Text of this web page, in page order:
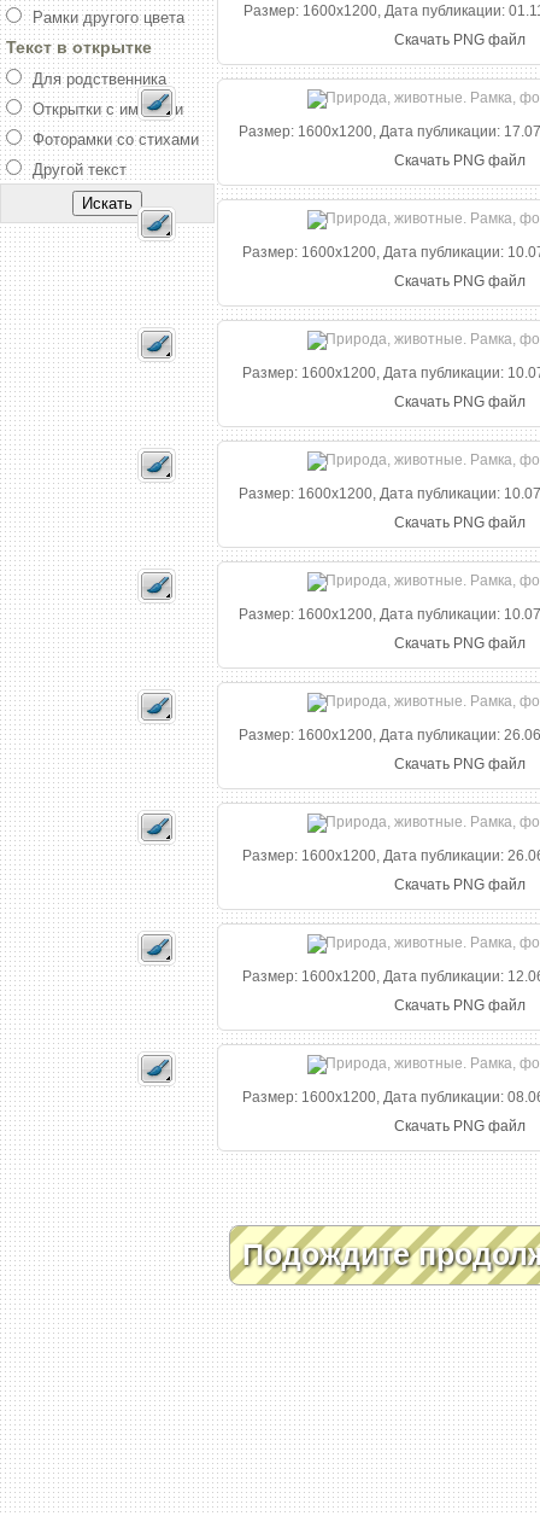
Рамки другого цвета
Текст в открытке
Для родственника
Открытки с именами
Фоторамки со стихами
Другой текст
Размер: 1600x1200, Дата публикации:
Скачать PNG файл
Размер: 1600x1200, Дата публикации:
Скачать PNG файл
Размер: 1600x1200, Дата публикации:
Скачать PNG файл
Размер: 1600x1200, Дата публикации:
Скачать PNG файл
Размер: 1600x1200, Дата публикации:
Скачать PNG файл
Размер: 1600x1200, Дата публикации:
Скачать PNG файл
Размер: 1600x1200, Дата публикации:
Скачать PNG файл
Размер: 1600x1200, Дата публикации:
Скачать PNG файл
Размер: 1600x1200, Дата публикации:
Скачать PNG файл
Размер: 1600x1200, Дата публикации:
Скачать PNG файл
Подождите